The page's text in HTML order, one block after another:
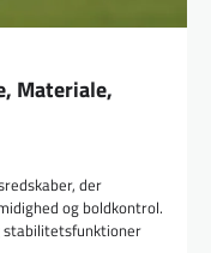
Materiale,
der
og boldkontrol.
stabilitetsfunktioner